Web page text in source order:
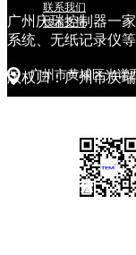
联系我们
技术支持
广州市黄埔区光谱
广州庆瑞控制器一
系统、无纸记录仪
版权归：广州市庆